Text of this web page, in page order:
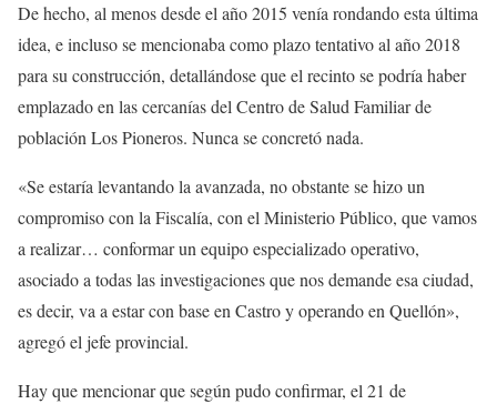
De hecho, al menos desde el año 2015 venía rondando esta última
idea, e incluso se mencionaba como plazo tentativo al año 2018
para su construcción, detallándose que el recinto se podría haber
emplazado en las cercanías del Centro de Salud Familiar de
población Los Pioneros. Nunca se concretó nada.
«Se estaría levantando la avanzada, no obstante se hizo un
compromiso con la Fiscalía, con el Ministerio Público, que vamos
a realizar… conformar un equipo especializado operativo,
asociado a todas las investigaciones que nos demande esa ciudad,
es decir, va a estar con base en Castro y operando en Quellón»,
agregó el jefe provincial.
Hay que mencionar que según pudo confirmar, el 21 de